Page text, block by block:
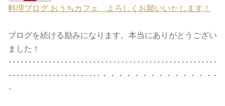
料理ブログ おうちカフェ よろしくお願いいたします！
ブログを続ける励みになります。本当にありがとうござい
ました！
････････････････････････････････････････････････････
･･･････････････････････・・・・・・・・・・・・・・･
･